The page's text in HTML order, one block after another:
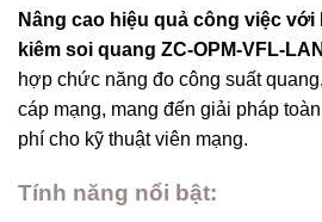
Nâng cao hiệu quả công việc với
kiêm soi quang ZC-OPM-VFL-
hợp chức năng đo công suất
cáp mạng, mang đến giải pháp
phí cho kỹ thuật viên mạng.
Tính năng nổi bật: